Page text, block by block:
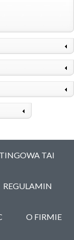
TAI
REGULAMIN
O FIRMIE